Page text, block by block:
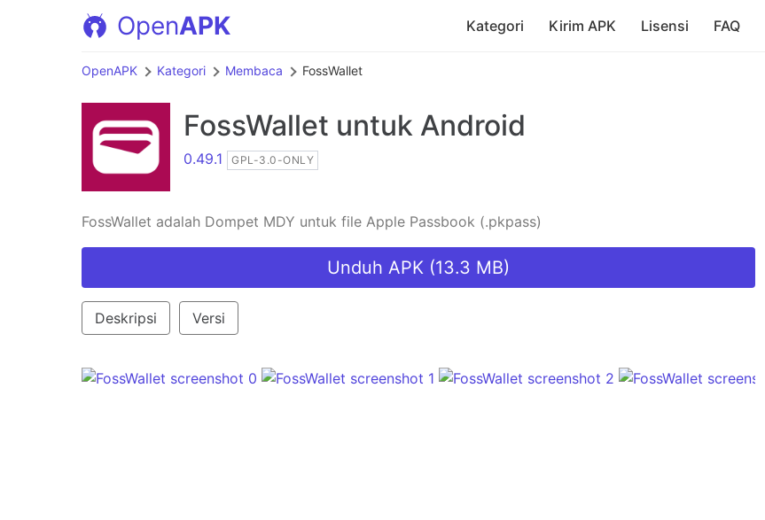
OpenAPK Kategori Kirim APK Lisensi FAQ
OpenAPK Kategori Membaca FossWallet
FossWallet untuk Android
0.49.1 GPL-3.0-ONLY
FossWallet adalah Dompet MDY untuk file Apple Passbook (.pkpass)
Unduh APK (13.3 MB)
Deskripsi Versi